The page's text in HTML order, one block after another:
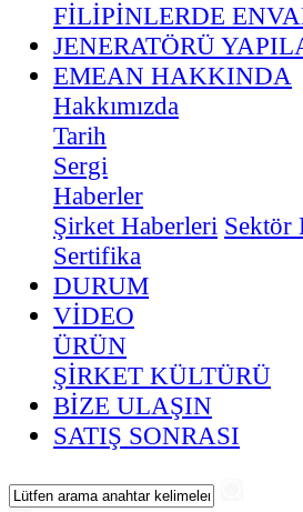
FİLİPİNLERDE
JENERATÖRÜ
EMEAN HAKKINDA
Hakkımızda
Tarih
Sergi
Haberler
Şirket Haberleri Sektör
Sertifika
DURUM
VİDEO
ÜRÜN
ŞİRKET KÜLTÜRÜ
BİZE ULAŞIN
SATIŞ SONRASI